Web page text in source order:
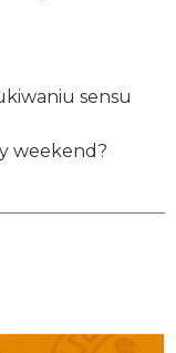
sensu
weekend?